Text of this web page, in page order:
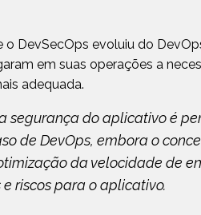
o DevSecOps evoluiu do
em suas operações a
adequada.
segurança do aplicativo é
de DevOps, embora o
da velocidade de
riscos para o aplicativo.